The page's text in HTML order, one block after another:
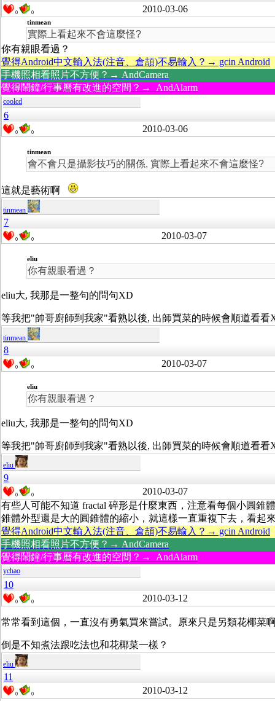
0 0 2010-03-06
tinmean
實際上看起來不會這麼怪?
你有親眼看過？
覺得Android中文輸入法(注音、倉頡)不易輸入？→ gcin Android
手機照相看照片不方便？→ AndCamera
覺得鬧鐘/行事曆有改進的空間？→ AndAlarm
coolcd
6
0 0 2010-03-06
tinmean
會不會只是攝影技巧的關係, 實際上看起來不會這麼怪?
這就是藝術啊
tinmean
7
0 0 2010-03-07
eliu
你有親眼看過？
eliu大, 我那是一整句的問句XD
等我把"帥哥廚師到我家"看熟以後, 出師買菜的時候會順道看
tinmean
8
0 0 2010-03-07
eliu
你有親眼看過？
eliu大, 我那是一整句的問句XD
等我把"帥哥廚師到我家"看熟以後, 出師買菜的時候會順道看
eliu
9
0 0
2010-03-07
有些人可能不知道 fractal 碎形是什麼東西，注意看每個小圓錐
錐體外型還是大的圓錐體的縮小，就這樣一直重複下去，看起
覺得Android中文輸入法(注音、倉頡)不易輸入？→ gcin Android
手機照相看照片不方便？→ AndCamera
覺得鬧鐘/行事曆有改進的空間？→ AndAlarm
ychao
10
0 0 2010-03-12
常常看到這個，一直沒有勇氣買來嘗試。原來只是另類花椰菜
倒是不知煮法跟吃法也和花椰菜一樣？
eliu
11
0 0 2010-03-12